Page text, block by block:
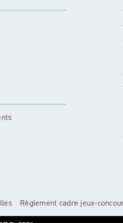
Règlement cadre jeux-